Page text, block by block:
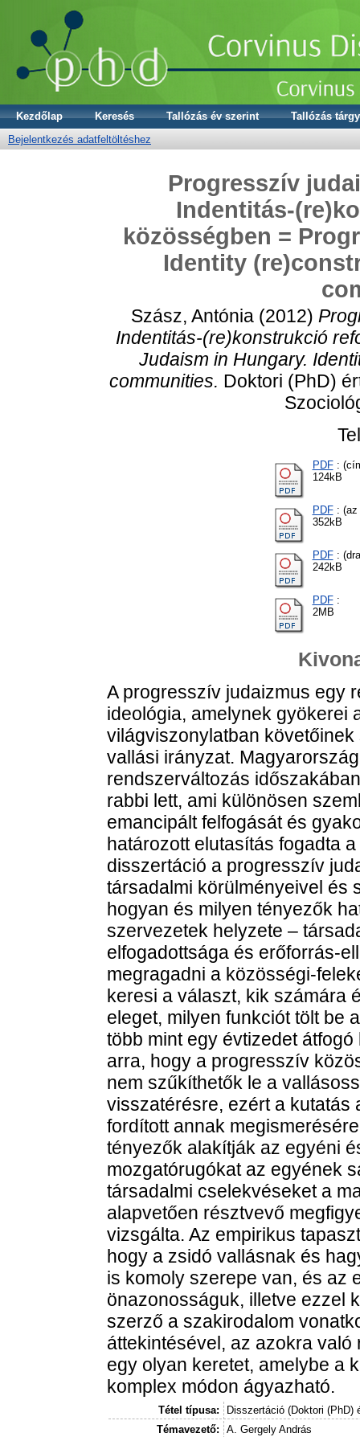
Kezdőlap Keresés Tallózás év szerint
Tallózás
Bejelentkezés adatfeltöltéshez
Progresszív
Indentitás-
közösségben =
Identity
Szász, Antónia(2012)
Indentitás-(re)konstrukció
Judaism in Hungary.
communities. Doktori (PhD)
PDF:
124kB
PDF: (az
352kB
PDF:
242kB
PDF:
2MB
A progresszív judaizmus egy
ideológia, amelynek gyökerei
világviszonylatban
vallási irányzat.
rendszerváltozás
rabbi lett, ami különösen
emancipált felfogását és
határozott elutasítás fogadta
disszertáció a progresszív
társadalmi körülményeivel és
hogyan és milyen tényezők
szervezetek helyzete –
elfogadottsága és erőforrás-
megragadni a közösségi-
keresi a választ, kik számára
eleget, milyen funkciót tölt be
több mint egy évtizedet
arra, hogy a progresszív
nem szűkíthetők le a
visszatérésre, ezért a kutatás
fordított annak
tényezők alakítják az egyéni
mozgatórugókat az egyének
társadalmi cselekvéseket a
alapvetően résztvevő
vizsgálta. Az empirikus
hogy a zsidó vallásnak és
is komoly szerepe van, és az
önazonosságuk, illetve ezzel
szerző a szakirodalom
áttekintésével, az azokra
egy olyan keretet, amelybe a
komplex módon ágyazható.
Tétel típusa:
Disszertáció (Doktori (PhD)
Témavezető:
A. Gergely András